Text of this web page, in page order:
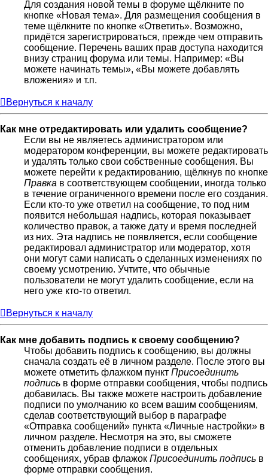
Для создания новой темы в форуме щёлкните по
кнопке «Новая тема». Для размещения сообщения в
теме щёлкните по кнопке «Ответить». Возможно,
придётся зарегистрироваться, прежде чем отправить
сообщение. Перечень ваших прав доступа находится
внизу страниц форума или темы. Например: «Вы
можете начинать темы», «Вы можете добавлять
вложения» и т.п.
Вернуться к началу
Как мне отредактировать или удалить сообщение?
Если вы не являетесь администратором или
модератором конференции, вы можете редактировать
и удалять только свои собственные сообщения. Вы
можете перейти к редактированию, щёлкнув по кнопке
Правка в соответствующем сообщении, иногда только
в течение ограниченного времени после его создания.
Если кто-то уже ответил на сообщение, то под ним
появится небольшая надпись, которая показывает
количество правок, а также дату и время последней
из них. Эта надпись не появляется, если сообщение
редактировал администратор или модератор, хотя
они могут сами написать о сделанных изменениях по
своему усмотрению. Учтите, что обычные
пользователи не могут удалить сообщение, если на
него уже кто-то ответил.
Вернуться к началу
Как мне добавить подпись к своему сообщению?
Чтобы добавить подпись к сообщению, вы должны
сначала создать её в личном разделе. После этого вы
можете отметить флажком пункт Присоединить
подпись в форме отправки сообщения, чтобы подпись
добавилась. Вы также можете настроить добавление
подписи по умолчанию ко всем вашим сообщениям,
сделав соответствующий выбор в параграфе
«Отправка сообщений» пункта «Личные настройки» в
личном разделе. Несмотря на это, вы сможете
отменить добавление подписи в отдельных
сообщениях, убрав флажок Присоединить подпись в
форме отправки сообщения.